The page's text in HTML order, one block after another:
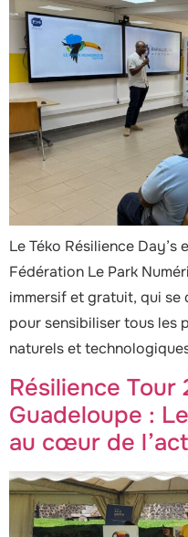
Le Téko Résilience Day’s
Fédération Le Park
immersif et gratuit, qui
pour sensibiliser tous les
naturels et
Résilience Tour
Guadeloupe :
au cœur de